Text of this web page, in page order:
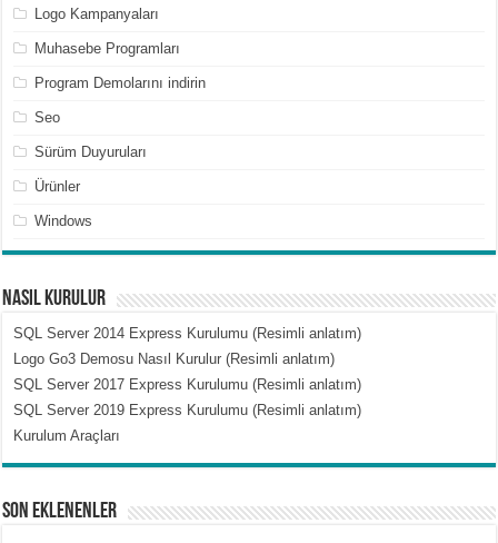
Logo Kampanyaları
Muhasebe Programları
Program Demolarını indirin
Seo
Sürüm Duyuruları
Ürünler
Windows
Nasıl Kurulur
SQL Server 2014 Express Kurulumu (Resimli anlatım)
Logo Go3 Demosu Nasıl Kurulur (Resimli anlatım)
SQL Server 2017 Express Kurulumu (Resimli anlatım)
SQL Server 2019 Express Kurulumu (Resimli anlatım)
Kurulum Araçları
Son Eklenenler